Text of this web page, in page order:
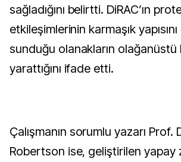
sağladığını belirtti. DiRAC’ın
etkileşimlerinin karmaşık
sunduğu olanakların olağanüstü
yarattığını ifade etti.
Çalışmanın sorumlu yazarı Prof.
Robertson ise, geliştirilen yapay